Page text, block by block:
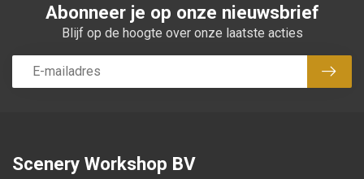
Abonneer je op onze nieuwsbrief
Blijf op de hoogte over onze laatste acties
Scenery Workshop BV